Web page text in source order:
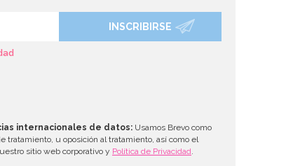
INSCRIBIRSE
internacionales de datos: Usamos Brevo como
tratamiento, u oposición al tratamiento, así como el
sitio web corporativo y Política de Privacidad